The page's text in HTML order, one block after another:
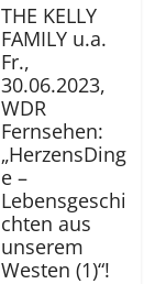
THE KELLY
FAMILY u.a.
Fr.,
30.06.2023,
WDR
Fernsehen:
„HerzensDing
e –
Lebensgeschi
chten aus
unserem
Westen (1)“!